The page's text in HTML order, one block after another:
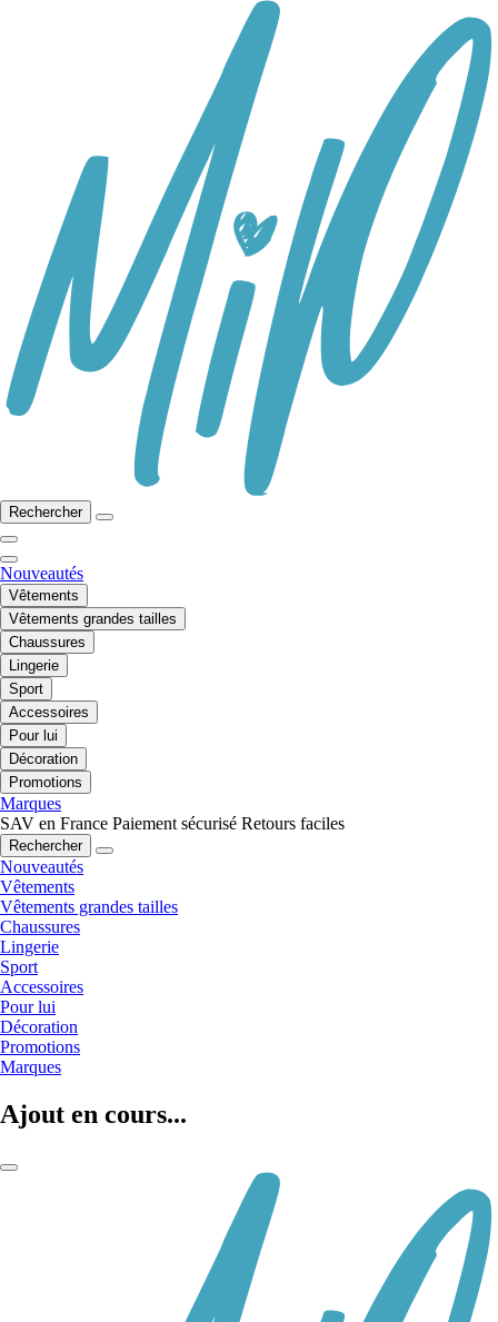
Rechercher
Nouveautés
Vêtements
Vêtements grandes tailles
Chaussures
Lingerie
Sport
Accessoires
Pour lui
Décoration
Promotions
Marques
SAV en France Paiement sécurisé Retours faciles
Rechercher
Nouveautés
Vêtements
Vêtements grandes tailles
Chaussures
Lingerie
Sport
Accessoires
Pour lui
Décoration
Promotions
Marques
Ajout en cours...